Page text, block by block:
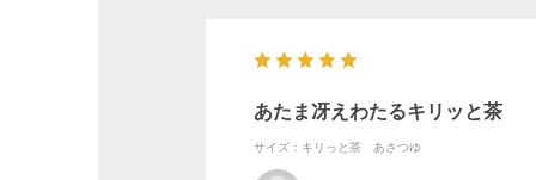
あたま冴えわたるキリッと茶
サイズ：キリっと茶 あさつゆ